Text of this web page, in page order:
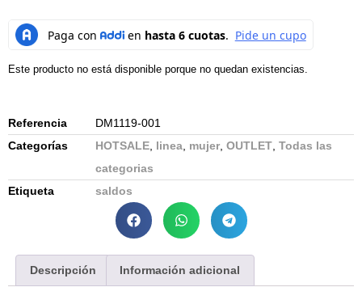
Este producto no está disponible porque no quedan existencias.
Referencia
DM1119-001
Categorías
HOTSALE, linea, mujer, OUTLET, Todas las
categorias
Etiqueta
saldos
Descripción Información adicional